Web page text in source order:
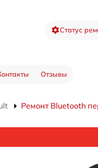
Статус
Отзывы
Ремонт Bluetooth